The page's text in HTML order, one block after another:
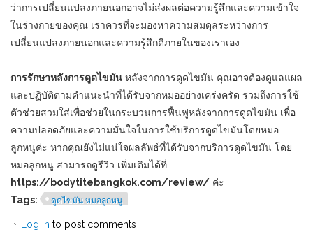
ว่าการเปลี่ยนแปลงภายนอกอาจไม่ส่งผลต่อความรู้สึกและความเข้าใจ
ในร่างกายของคุณ เราควรที่จะมองหาความสมดุลระหว่างการ
เปลี่ยนแปลงภายนอกและความรู้สึกดีภายในของเราเอง
การรักษาหลังการดูดไขมัน หลังจากการดูดไขมัน คุณอาจต้องดูแลแผล
และปฏิบัติตามคำแนะนำที่ได้รับจากหมออย่างเคร่งครัด รวมถึงการใช้
ตัวช่วยสวมใส่เพื่อช่วยในกระบวนการฟื้นฟูหลังจากการดูดไขมัน เพื่อ
ความปลอดภัยและความมั่นใจในการใช้บริการดูดไขมันโดยหมอ
ลูกหนูค่ะ หากคุณยังไม่แน่ใจผลลัพธ์ที่ได้รับจากบริการดูดไขมัน โดย
หมอลูกหนู สามารถดูรีวิว เพิ่มเติมได้ที่
https://bodytitebangkok.com/review/ ค่ะ
Tags:
ดูดไขมัน หมอลูกหนู
Log in to post comments